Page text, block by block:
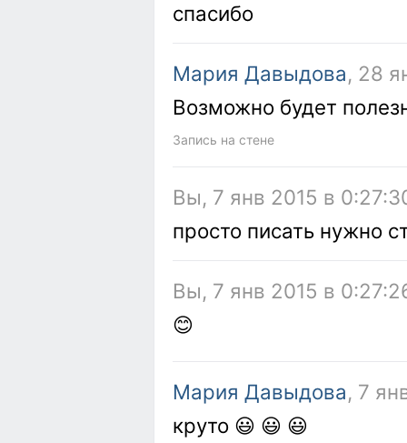
спасибо
Мария Давыдова, 28
Возможно будет
Запись на стене
Вы, 7 янв 2015 в
просто писать нужно
Вы, 7 янв 2015 в
😊
Мария Давыдова, 7
круто 😃 😃 😃